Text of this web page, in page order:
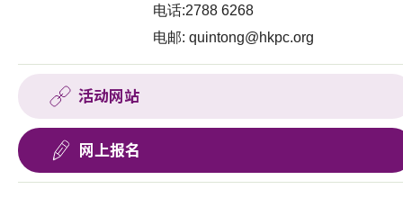
电话:2788 6268
电邮: quintong@hkpc.org
活动网站
网上报名